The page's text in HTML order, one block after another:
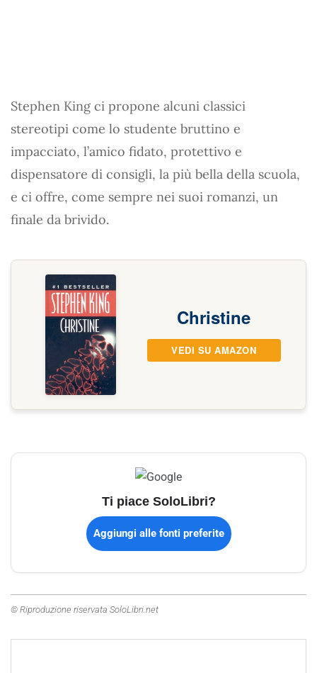
Stephen King ci propone alcuni classici
stereotipi come lo studente bruttino e
impacciato, l’amico fidato, protettivo e
dispensatore di consigli, la più bella della scuola,
e ci offre, come sempre nei suoi romanzi, un
finale da brivido.
Christine
VEDI SU AMAZON
Ti piace SoloLibri?
Aggiungi alle fonti preferite
© Riproduzione riservata SoloLibri.net